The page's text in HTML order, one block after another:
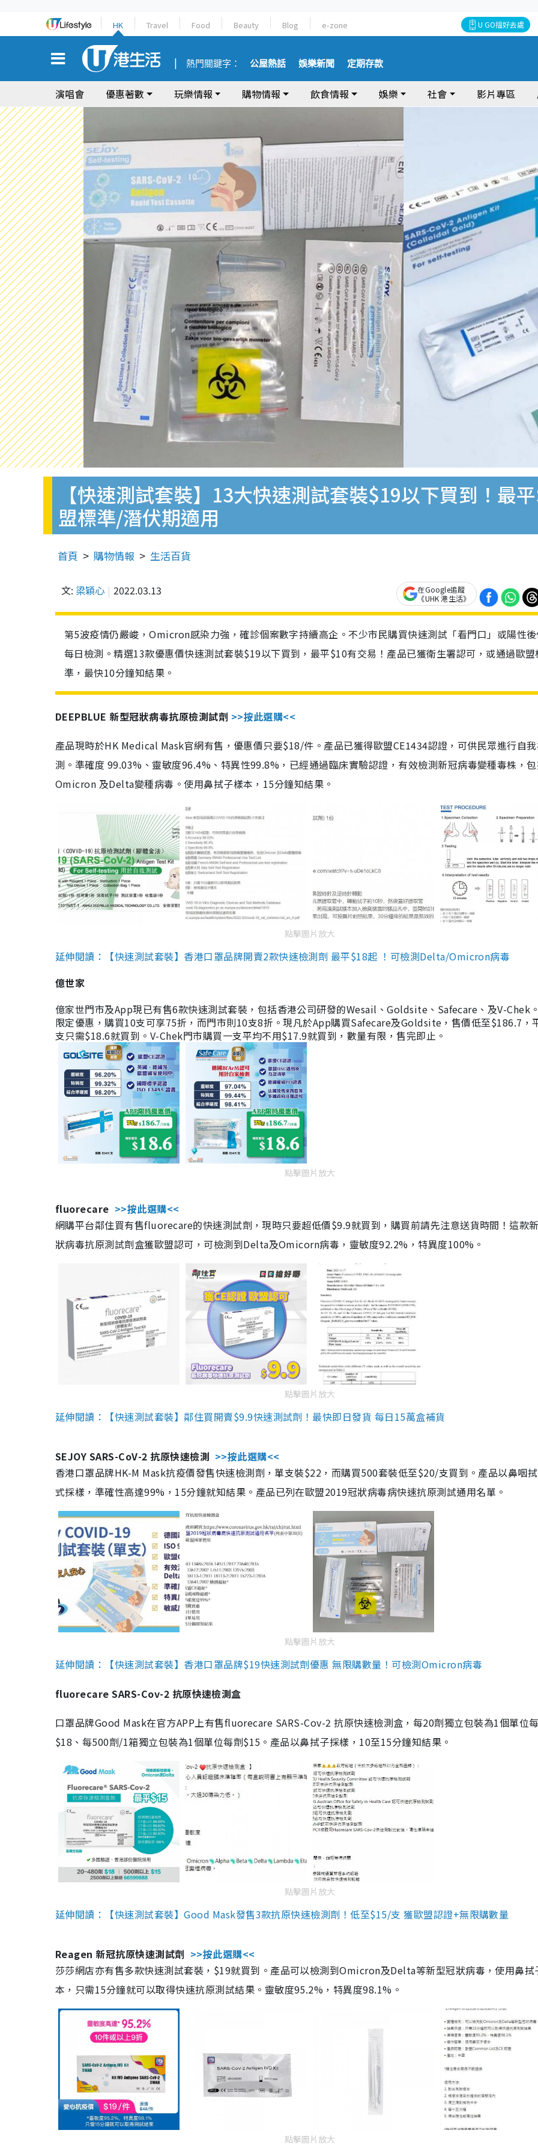
HK Travel Food Beauty Blog e-zone U GO搵好去處
熱門關鍵字： 公屋熱話 娛樂新聞 定期存款
演唱會 優惠著數 玩樂情報 購物情報 飲食情報 娛樂 社會 影片專區
【快速測試套裝】13大快速測試套裝$19以下買到！最
盟標準/潛伏期適用
首頁 購物情報 生活百貨
文: 梁穎心 2022.03.13
在Google追蹤
《UHK 港生活》
第5波疫情仍嚴峻，Omicron感染力強，確診個案數字持續高企。不少市民購買快速測試「看門口」或陽性
每日檢測。精選13款優惠價快速測試套裝$19以下買到，最平$10有交易！產品已獲衛生署認可，或通過歐盟
準，最快10分鐘知結果。
DEEPBLUE 新型冠狀病毒抗原檢測試劑 >>按此選購<<
產品現時於HK Medical Mask官網有售，優惠價只要$18/件。產品已獲得歐盟CE1434認證，可供民眾進行自
測。準確度 99.03%、靈敏度96.4%、特異性99.8%，已經通過臨床實驗認證，有效檢測新冠病毒變種毒株，
Omicron 及Delta變種病毒。使用鼻拭子樣本，15分鐘知結果。
點擊圖片放大
延伸閱讀：【快速測試套裝】香港口罩品牌開賣2款快速檢測劑 最平$18起 ！可檢測Delta/Omicron病毒
億世家
億家世門市及App現已有售6款快速測試套裝，包括香港公司研發的Wesail、Goldsite、Safecare、及V-Chek
限定優惠，購買10支可享75折，而門市則10支8折。現凡於App購買Safecare及Goldsite，售價低至$186.7，
支只需$18.6就買到。V-Chek門市購買一支平均不用$17.9就買到，數量有限，售完即止。
點擊圖片放大
fluorecare >>按此選購<<
網購平台鄰住買有售fluorecare的快速測試劑，現時只要超低價$9.9就買到，購買前請先注意送貨時間！這款
狀病毒抗原測試劑盒獲歐盟認可，可檢測到Delta及Omicorn病毒，靈敏度92.2%，特異度100%。
點擊圖片放大
延伸閱讀：【快速測試套裝】鄰住買開賣$9.9快速測試劑！最快即日發貨 每日15萬盒補貨
SEJOY SARS-CoV-2 抗原快速檢測 >>按此選購<<
香港口罩品牌HK-M Mask抗疫價發售快速檢測劑，單支裝$22，而購買500套裝低至$20/支買到。產品以鼻咽
式採樣，準確性高達99%，15分鐘就知結果。產品已列在歐盟2019冠狀病毒病快速抗原測試通用名單。
點擊圖片放大
延伸閱讀：【快速測試套裝】香港口罩品牌$19快速測試劑優惠 無限購數量！可檢測Omicron病毒
fluorecare SARS-Cov-2 抗原快速檢測盒
口罩品牌Good Mask在官方APP上有售fluorecare SARS-Cov-2 抗原快速檢測盒，每20劑獨立包裝為1個單位
$18、每500劑/1箱獨立包裝為1個單位每劑$15。產品以鼻拭子採樣，10至15分鐘知結果。
點擊圖片放大
延伸閱讀：【快速測試套裝】Good Mask發售3款抗原快速檢測劑！低至$15/支 獲歐盟認證+無限購數量
Reagen 新冠抗原快速測試劑 >>按此選購<<
莎莎網店亦有售多款快速測試套裝，$19就買到。產品可以檢測到Omicron及Delta等新型冠狀病毒，使用鼻拭
本，只需15分鐘就可以取得快速抗原測試結果。靈敏度95.2%，特異度98.1%。
點擊圖片放大